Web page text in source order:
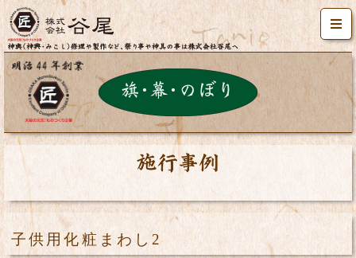
子供用化粧まわし2